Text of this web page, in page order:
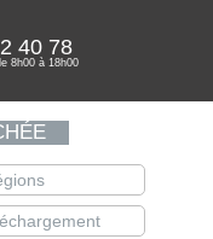
40 78
8h00 à 18h00